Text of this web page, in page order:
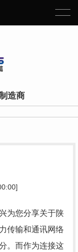
造商
为您分享关于陕
传输和通讯网络
。而作为连接这